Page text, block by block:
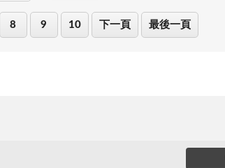
8 9 10 下一頁 最後一頁